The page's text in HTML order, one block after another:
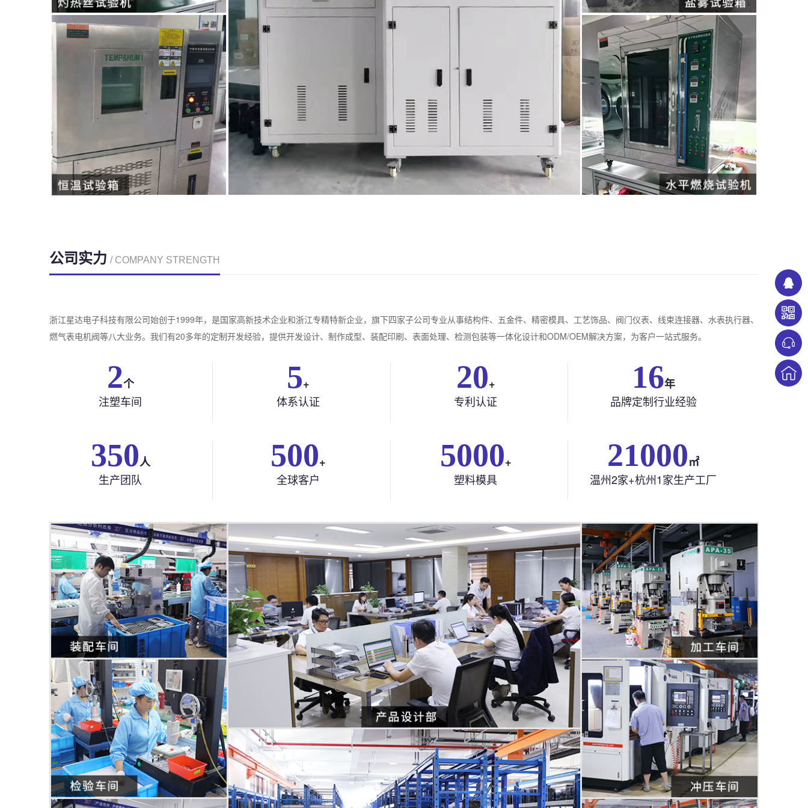
公司实力 / COMPANY STRENGTH
浙江星达电子科技有限公司始创于1999年，是国家高新技术企业和浙江专精特新企业，旗下四家子公司专业从事结构件、五金件、精密模具、工艺饰品、阀门仪表、线束连接器、水表执行器、
燃气表电机阀等八大业务。我们有20多年的定制开发经验，提供开发设计、制作成型、装配印刷、表面处理、检测包装等一体化设计和ODM/OEM解决方案，为客户一站式服务。
2个
注塑车间
5+
体系认证
20+
专利认证
22年
品牌定制行业经验
350人
生产团队
500+
全球客户
5000+
塑料模具
21000㎡
温州2家+杭州1家生产工厂